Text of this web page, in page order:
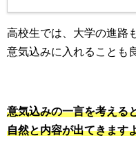
高校生では、大学の進路
意気込みに入れることも
意気込みの一言を考える
自然と内容が出てきます